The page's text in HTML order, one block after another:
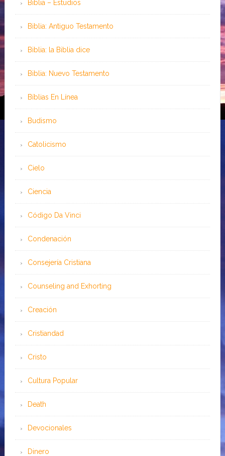
Biblia – Estudios
Biblia: Antiguo Testamento
Biblia: la Biblia dice
Biblia: Nuevo Testamento
Bíblias En Línea
Budismo
Catolicismo
Cielo
Ciencia
Código Da Vinci
Condenación
Consejería Cristiana
Counseling and Exhorting
Creación
Cristiandad
Cristo
Cultura Popular
Death
Devocionales
Dinero